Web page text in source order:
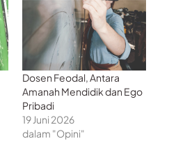
Dosen Feodal, Antara
Amanah Mendidik dan Ego
Pribadi
19 Juni 2026
dalam "Opini"